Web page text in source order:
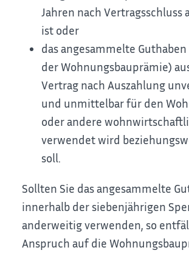
Jahren nach Vertragsschluss
ist oder
das angesammelte
der Wohnungsbauprämie)
Vertrag nach Auszahlung
und unmittelbar für den
oder andere
verwendet wird
soll.
Sollten Sie das angesammelte
innerhalb der siebenjährigen
anderweitig verwenden, so
Anspruch auf die